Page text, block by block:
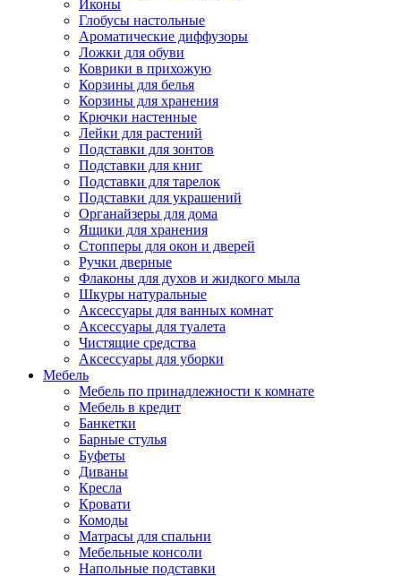
Иконы
Глобусы настольные
Ароматические диффузоры
Ложки для обуви
Коврики в прихожую
Корзины для белья
Корзины для хранения
Крючки настенные
Лейки для растений
Подставки для зонтов
Подставки для книг
Подставки для тарелок
Подставки для украшений
Органайзеры для дома
Ящики для хранения
Стопперы для окон и дверей
Ручки дверные
Флаконы для духов и жидкого мыла
Шкуры натуральные
Аксессуары для ванных комнат
Аксессуары для туалета
Чистящие средства
Аксессуары для уборки
Мебель
Мебель по принадлежности к комнате
Мебель в кредит
Банкетки
Барные стулья
Буфеты
Диваны
Кресла
Кровати
Комоды
Матрасы для спальни
Мебельные консоли
Напольные подставки